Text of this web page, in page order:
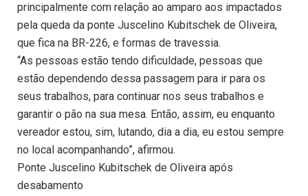
principalmente com relação ao amparo aos impactados
pela queda da ponte Juscelino Kubitschek de Oliveira,
que fica na BR-226, e formas de travessia.
“As pessoas estão tendo dificuldade, pessoas que
estão dependendo dessa passagem para ir para os
seus trabalhos, para continuar nos seus trabalhos e
garantir o pão na sua mesa. Então, assim, eu enquanto
vereador estou, sim, lutando, dia a dia, eu estou sempre
no local acompanhando”, afirmou.
Ponte Juscelino Kubitschek de Oliveira após
desabamento